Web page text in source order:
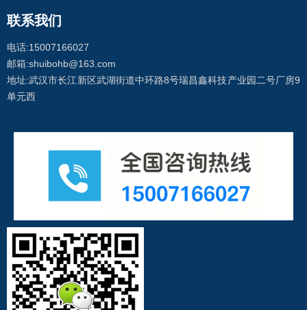
联系我们
电话:15007166027
邮箱:shuibohb@163.com
地址:武汉市长江新区武湖街道中环路8号瑞昌鑫科技产业园二号厂房9
单元西